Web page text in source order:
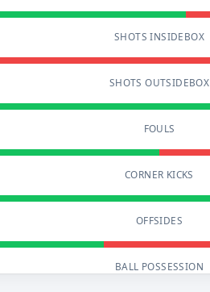
SHOTS INSIDEBOX
SHOTS OUTSIDEBOX
FOULS
CORNER KICKS
OFFSIDES
BALL POSSESSION